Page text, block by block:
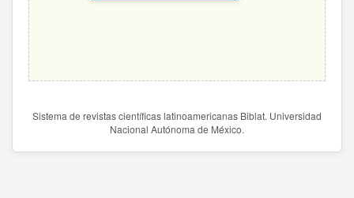
Sistema de revistas científicas latinoamericanas Biblat. Universidad
Nacional Autónoma de México.